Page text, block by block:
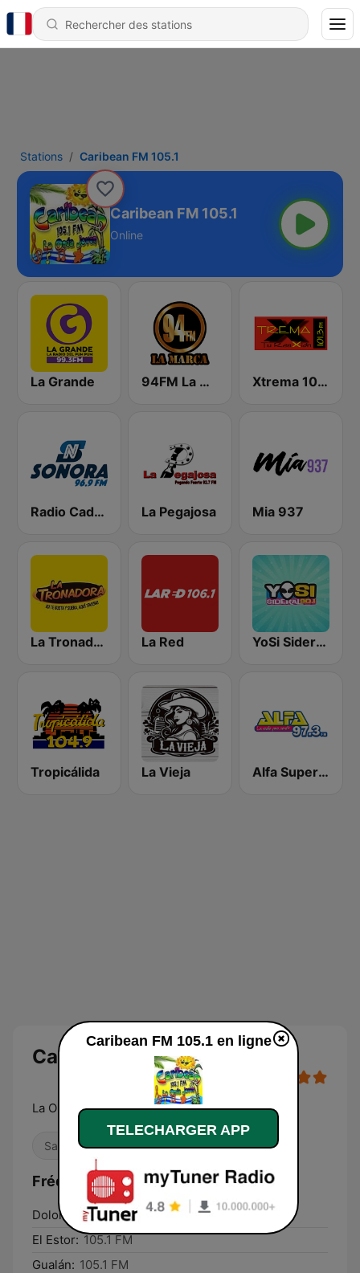
Stations Caribean FM 105.1
Caribean FM 105.1
Online
La Grande 94FM La Marca Xtrema 101.3 FM
Radio Cadena Sonora La Pegajosa Mia 937
La Tronadora La Red YoSi Sideral 90.1 FM
Tropicálida La Vieja Alfa Super Stereo
Caribean FM 105.1
La Onda Joven
Salsa Latino
Fréquences Caribean FM 105.1:
Dolores:
105.1 FM
El Estor: 105.1 FM
Gualán: 105.1 FM
Caribean FM 105.1 en ligne
TELECHARGER APP